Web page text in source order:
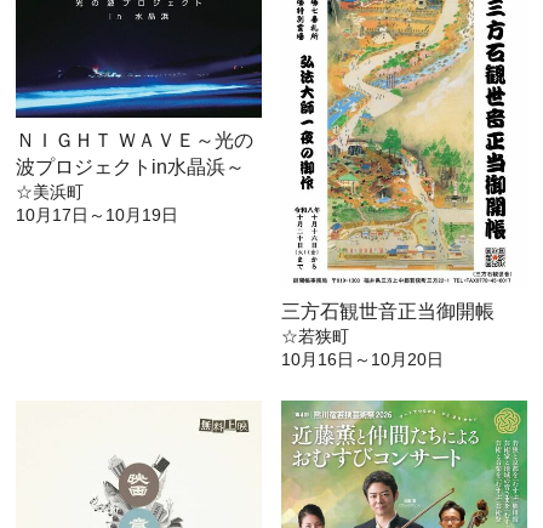
ＮＩＧＨＴ ＷＡＶＥ～光の
波プロジェクトin水晶浜～
☆美浜町
10月17日～10月19日
三方石観世音正当御開帳
☆若狭町
10月16日～10月20日